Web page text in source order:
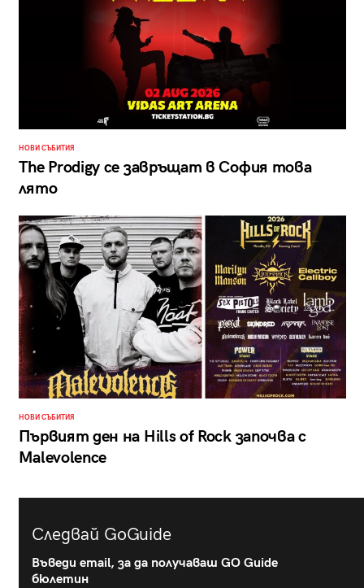
НОВИ СЪБИТИЯ
The Prodigy се завръщат в София това
лято
НОВИ СЪБИТИЯ
Първият ден на Hills of Rock започва с
Malevolence
Следвай GoGuide
Въведи email, за да получаваш GO Guide
бюлетин